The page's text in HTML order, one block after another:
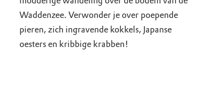
Waddenzee. Verwonder je over poepende
pieren, zich ingravende kokkels, Japanse
oesters en kribbige krabben!